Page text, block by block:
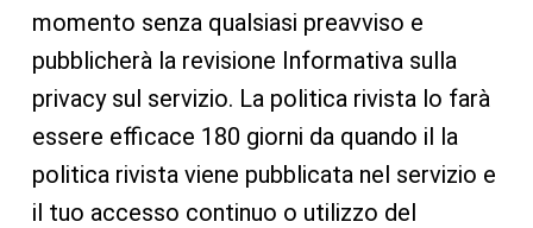
momento senza qualsiasi preavviso e
pubblicherà la revisione Informativa sulla
privacy sul servizio. La politica rivista lo farà
essere efficace 180 giorni da quando il la
politica rivista viene pubblicata nel servizio e
il tuo accesso continuo o utilizzo del